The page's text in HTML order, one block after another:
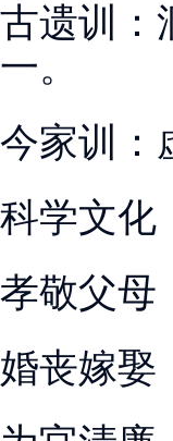
古遗训：
一。
今家训：
科学文化
孝敬父母
婚丧嫁娶